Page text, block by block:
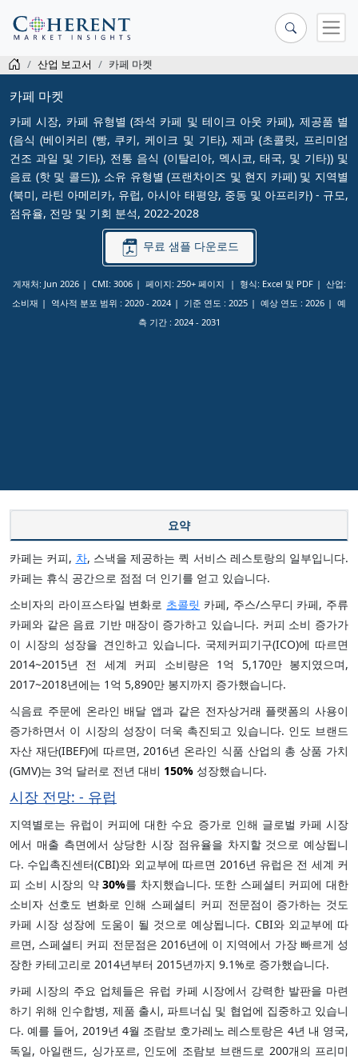
산업 보고서 카페 마켓
카페 마켓
카페 시장, 카페 유형별 (좌석 카페 및 테이크 아웃 카페), 제공품 별
(음식 (베이커리 (빵, 쿠키, 케이크 및 기타), 제과 (초콜릿, 프리미엄
건조 과일 및 기타), 전통 음식 (이탈리아, 멕시코, 태국, 및 기타)) 및
음료 (핫 및 콜드)), 소유 유형별 (프랜차이즈 및 현지 카페) 및 지역별
(북미, 라틴 아메리카, 유럽, 아시아 태평양, 중동 및 아프리카) - 규모,
점유율, 전망 및 기회 분석, 2022-2028
무료 샘플 다운로드
게재처: Jun 2026 CMI: 3006 페이지: 250+ 페이지 형식: Excel 및 PDF
산업:
소비재
역사적 분포 범위 : 2020 - 2024 기준 연도 : 2025 예상 연도 : 2026
예
측 기간 : 2024 - 2031
요약
카페는 커피, 차, 스낵을 제공하는 퀵 서비스 레스토랑의 일부입니다.
카페는 휴식 공간으로 점점 더 인기를 얻고 있습니다.
소비자의 라이프스타일 변화로 초콜릿 카페, 주스/스무디 카페, 주류
카페와 같은 음료 기반 매장이 증가하고 있습니다. 커피 소비 증가가
이 시장의 성장을 견인하고 있습니다. 국제커피기구(ICO)에 따르면
2014~2015년 전 세계 커피 소비량은 1억 5,170만 봉지였으며,
2017~2018년에는 1억 5,890만 봉지까지 증가했습니다.
식음료 주문에 온라인 배달 앱과 같은 전자상거래 플랫폼의 사용이
증가하면서 이 시장의 성장이 더욱 촉진되고 있습니다. 인도 브랜드
자산 재단(IBEF)에 따르면, 2016년 온라인 식품 산업의 총 상품 가치
(GMV)는 3억 달러로 전년 대비 150% 성장했습니다.
시장 전망: - 유럽
지역별로는 유럽이 커피에 대한 수요 증가로 인해 글로벌 카페 시장
에서 매출 측면에서 상당한 시장 점유율을 차지할 것으로 예상됩니
다. 수입촉진센터(CBI)와 외교부에 따르면 2016년 유럽은 전 세계 커
피 소비 시장의 약30%를 차지했습니다. 또한 스페셜티 커피에 대한
소비자 선호도 변화로 인해 스페셜티 커피 전문점이 증가하는 것도
카페 시장 성장에 도움이 될 것으로 예상됩니다. CBI와 외교부에 따
르면, 스페셜티 커피 전문점은 2016년에 이 지역에서 가장 빠르게 성
장한 카테고리로 2014년부터 2015년까지 9.1%로 증가했습니다.
카페 시장의 주요 업체들은 유럽 카페 시장에서 강력한 발판을 마련
하기 위해 인수합병, 제품 출시, 파트너십 및 협업에 집중하고 있습니
다. 예를 들어, 2019년 4월 조람보 호가레노 레스토랑은 4년 내 영국,
독일, 아일랜드, 싱가포르, 인도에 조람보 브랜드로 200개의 프리미